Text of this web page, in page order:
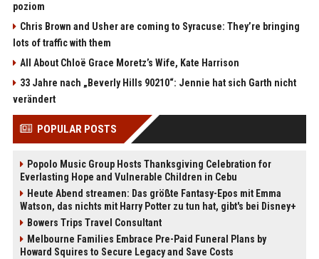
poziom
Chris Brown and Usher are coming to Syracuse: They’re bringing
lots of traffic with them
All About Chloë Grace Moretz’s Wife, Kate Harrison
33 Jahre nach „Beverly Hills 90210“: Jennie hat sich Garth nicht
verändert
POPULAR POSTS
Popolo Music Group Hosts Thanksgiving Celebration for
Everlasting Hope and Vulnerable Children in Cebu
Heute Abend streamen: Das größte Fantasy-Epos mit Emma
Watson, das nichts mit Harry Potter zu tun hat, gibt's bei Disney+
Bowers Trips Travel Consultant
Melbourne Families Embrace Pre-Paid Funeral Plans by
Howard Squires to Secure Legacy and Save Costs